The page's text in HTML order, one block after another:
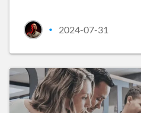
• 2024-07-31